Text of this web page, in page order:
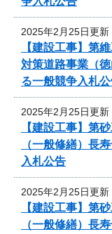
2025年2月25日更新
【建設工事】第
対策道路事業（
る一般競争入札
2025年2月25日更新
【建設工事】
（一般修繕）長
入札公告
2025年2月25日更新
【建設工事】第
（一般修繕）長